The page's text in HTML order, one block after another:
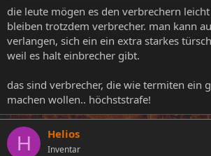
die leute mögen es den verbrechern
bleiben trotzdem verbrecher. man kann
verlangen, sich ein ein extra starkes
weil es halt einbrecher gibt.
das sind verbrecher, die wie termiten ein
machen wollen.. höchststrafe!
H Helios
Inventar